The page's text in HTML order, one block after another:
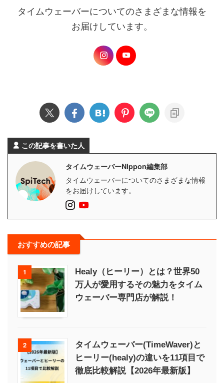
タイムウェーバーについてのさまざまな情報を
お届けしています。
この記事を書いた人
タイムウェーバーNippon編集部
タイムウェーバーについてのさまざまな情報
をお届けしています。
おすすめの記事
1
Healy（ヒーリー）とは？世界50
万人が愛用するその魅力をタイム
ウェーバー専門店が解説！
2
タイムウェーバー(TimeWaver)と
ヒーリー(healy)の違いを11項目で
徹底比較解説【2026年最新版】